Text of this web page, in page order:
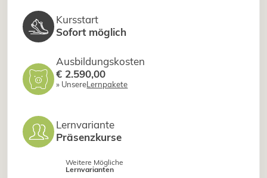
Kursstart
Sofort möglich
Ausbildungskosten
€ 2.590,00
» UnsereLernpakete
Lernvariante
Präsenzkurse
Weitere Mögliche
Lernvarianten